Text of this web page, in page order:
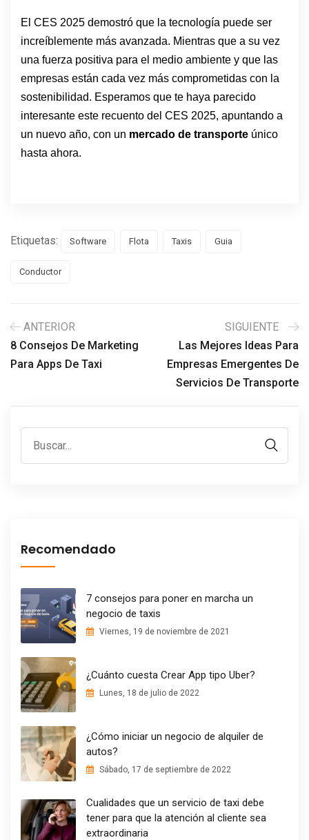
El CES 2025 demostró que la tecnología puede ser
increíblemente más avanzada. Mientras que a su vez
una fuerza positiva para el medio ambiente y que las
empresas están cada vez más comprometidas con la
sostenibilidad. Esperamos que te haya parecido
interesante este recuento del CES 2025, apuntando a
un nuevo año, con un mercado de transporte único
hasta ahora.
Etiquetas: Software Flota Taxis Guia
Conductor
ANTERIOR
8 Consejos De Marketing
Para Apps De Taxi
SIGUIENTE
Las Mejores Ideas Para
Empresas Emergentes De
Servicios De Transporte
Recomendado
7 consejos para poner en marcha un
negocio de taxis
Viernes, 19 de noviembre de 2021
¿Cuánto cuesta Crear App tipo Uber?
Lunes, 18 de julio de 2022
¿Cómo iniciar un negocio de alquiler de
autos?
Sábado, 17 de septiembre de 2022
Cualidades que un servicio de taxi debe
tener para que la atención al cliente sea
extraordinaria